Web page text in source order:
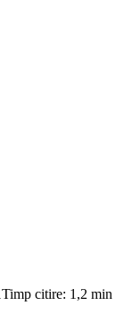
Timp citire: 1,2 min